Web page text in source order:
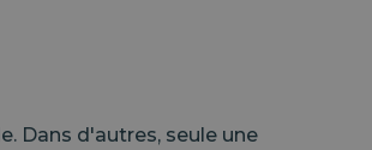
Dans d'autres, seule une